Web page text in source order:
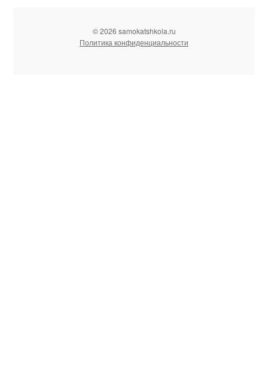
© 2026 samokatshkola.ru
Политика конфиденциальности